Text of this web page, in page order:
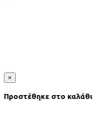
×
Προστέθηκε στο καλάθι